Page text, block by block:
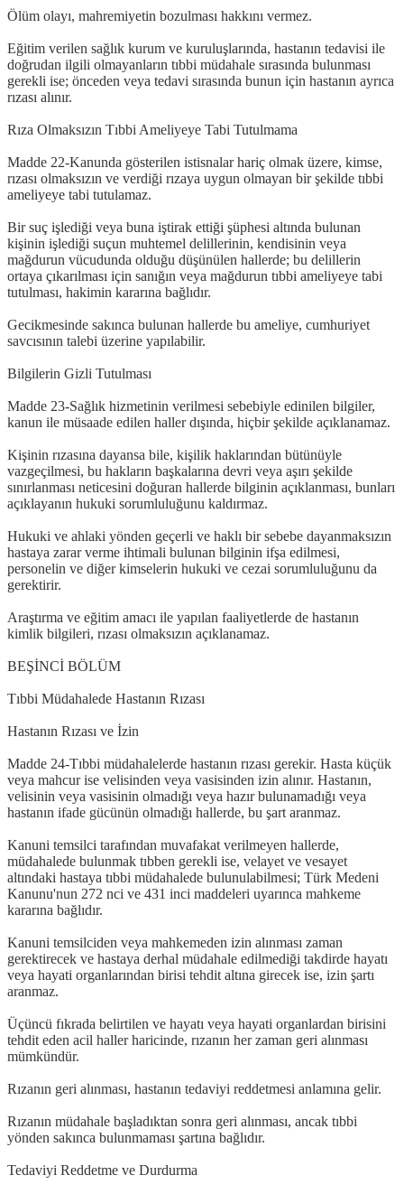
Ölüm olayı, mahremiyetin bozulması hakkını vermez.
Eğitim verilen sağlık kurum ve kuruluşlarında, hastanın tedavisi ile
doğrudan ilgili olmayanların tıbbi müdahale sırasında bulunması
gerekli ise; önceden veya tedavi sırasında bunun için hastanın ayrıca
rızası alınır.
Rıza Olmaksızın Tıbbi Ameliyeye Tabi Tutulmama
Madde 22-Kanunda gösterilen istisnalar hariç olmak üzere, kimse,
rızası olmaksızın ve verdiği rızaya uygun olmayan bir şekilde tıbbi
ameliyeye tabi tutulamaz.
Bir suç işlediği veya buna iştirak ettiği şüphesi altında bulunan
kişinin işlediği suçun muhtemel delillerinin, kendisinin veya
mağdurun vücudunda olduğu düşünülen hallerde; bu delillerin
ortaya çıkarılması için sanığın veya mağdurun tıbbi ameliyeye tabi
tutulması, hakimin kararına bağlıdır.
Gecikmesinde sakınca bulunan hallerde bu ameliye, cumhuriyet
savcısının talebi üzerine yapılabilir.
Bilgilerin Gizli Tutulması
Madde 23-Sağlık hizmetinin verilmesi sebebiyle edinilen bilgiler,
kanun ile müsaade edilen haller dışında, hiçbir şekilde açıklanamaz.
Kişinin rızasına dayansa bile, kişilik haklarından bütünüyle
vazgeçilmesi, bu hakların başkalarına devri veya aşırı şekilde
sınırlanması neticesini doğuran hallerde bilginin açıklanması, bunları
açıklayanın hukuki sorumluluğunu kaldırmaz.
Hukuki ve ahlaki yönden geçerli ve haklı bir sebebe dayanmaksızın
hastaya zarar verme ihtimali bulunan bilginin ifşa edilmesi,
personelin ve diğer kimselerin hukuki ve cezai sorumluluğunu da
gerektirir.
Araştırma ve eğitim amacı ile yapılan faaliyetlerde de hastanın
kimlik bilgileri, rızası olmaksızın açıklanamaz.
BEŞİNCİ BÖLÜM
Tıbbi Müdahalede Hastanın Rızası
Hastanın Rızası ve İzin
Madde 24-Tıbbi müdahalelerde hastanın rızası gerekir. Hasta küçük
veya mahcur ise velisinden veya vasisinden izin alınır. Hastanın,
velisinin veya vasisinin olmadığı veya hazır bulunamadığı veya
hastanın ifade gücünün olmadığı hallerde, bu şart aranmaz.
Kanuni temsilci tarafından muvafakat verilmeyen hallerde,
müdahalede bulunmak tıbben gerekli ise, velayet ve vesayet
altındaki hastaya tıbbi müdahalede bulunulabilmesi; Türk Medeni
Kanunu'nun 272 nci ve 431 inci maddeleri uyarınca mahkeme
kararına bağlıdır.
Kanuni temsilciden veya mahkemeden izin alınması zaman
gerektirecek ve hastaya derhal müdahale edilmediği takdirde hayatı
veya hayati organlarından birisi tehdit altına girecek ise, izin şartı
aranmaz.
Üçüncü fıkrada belirtilen ve hayatı veya hayati organlardan birisini
tehdit eden acil haller haricinde, rızanın her zaman geri alınması
mümkündür.
Rızanın geri alınması, hastanın tedaviyi reddetmesi anlamına gelir.
Rızanın müdahale başladıktan sonra geri alınması, ancak tıbbi
yönden sakınca bulunmaması şartına bağlıdır.
Tedaviyi Reddetme ve Durdurma